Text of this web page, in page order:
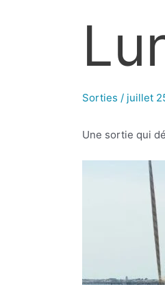
Sorties / juillet
Une sortie qui